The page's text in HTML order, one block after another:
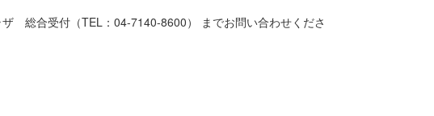
総合受付（TEL：04-7140-8600） までお問い合わせくださ